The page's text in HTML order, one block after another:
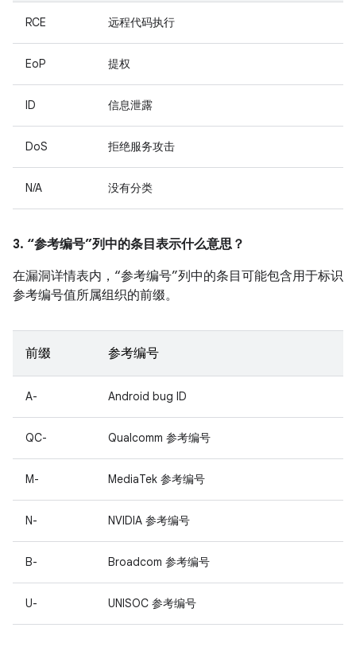
RCE 远程代码执行
EoP 提权
ID 信息泄露
DoS 拒绝服务攻击
N/A 没有分类
3. “参考编号”列中的条目表示什么意思？
在漏洞详情表内，“参考编号”列中的条目可能包含用于标识
参考编号值所属组织的前缀。
前缀 参考编号
A- Android bug ID
QC- Qualcomm 参考编号
M- MediaTek 参考编号
N- NVIDIA 参考编号
B- Broadcom 参考编号
U- UNISOC 参考编号